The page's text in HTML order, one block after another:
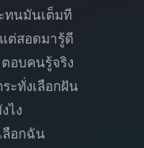
ทนมันเต็มที
แต่สอดมารู้ดี
อบคนรู้จริง
ะทั่งเลือกฝัน
ไง
ลือกฉัน